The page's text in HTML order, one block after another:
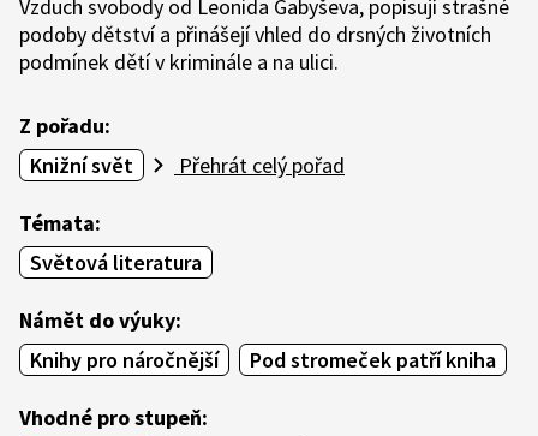
Vzduch svobody od Leonida Gabyševa, popisují strašné
podoby dětství a přinášejí vhled do drsných životních
podmínek dětí v kriminále a na ulici.
Z pořadu:
Knižní svět
Přehrát celý pořad
Témata:
Světová literatura
Námět do výuky:
Knihy pro náročnější
Pod stromeček patří kniha
Vhodné pro stupeň: